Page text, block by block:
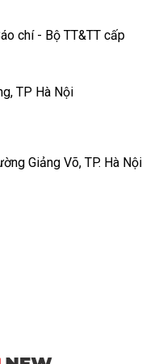
chí - Bộ TT&TT cấp
TP Hà Nội
Giảng Võ, TP. Hà Nội